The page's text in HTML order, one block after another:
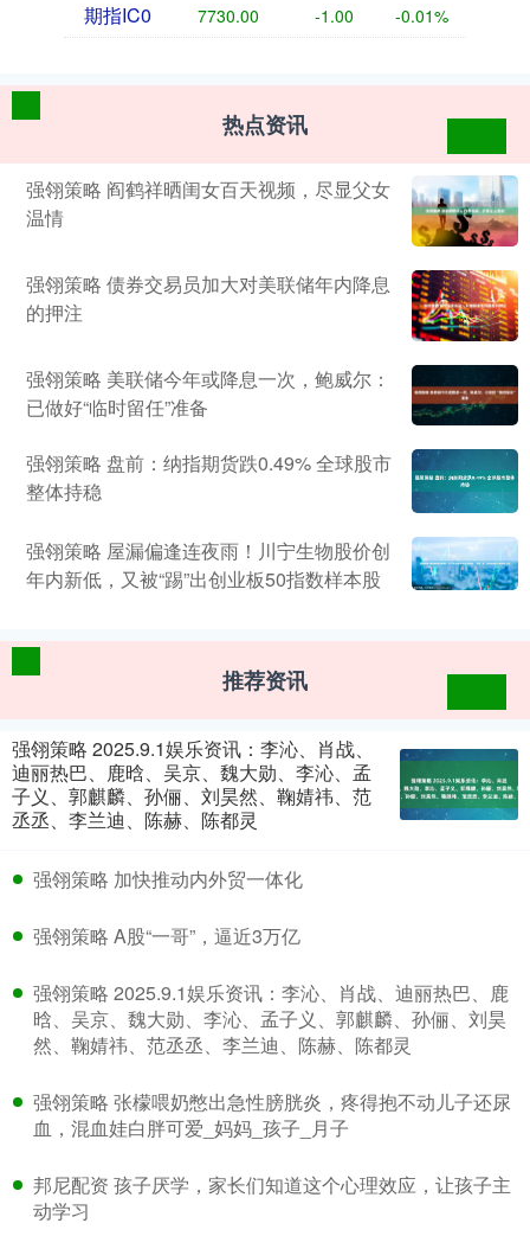
期指IC0 7730.00 -1.00 -0.01%
热点资讯
强翎策略 阎鹤祥晒闺女百天视频，尽显父女
温情
强翎策略 债券交易员加大对美联储年内降息
的押注
强翎策略 美联储今年或降息一次，鲍威尔：
已做好“临时留任”准备
强翎策略 盘前：纳指期货跌0.49% 全球股市
整体持稳
强翎策略 屋漏偏逢连夜雨！川宁生物股价创
年内新低，又被“踢”出创业板50指数样本股
推荐资讯
强翎策略 2025.9.1娱乐资讯：李沁、肖战、
迪丽热巴、鹿晗、吴京、魏大勋、李沁、孟
子义、郭麒麟、孙俪、刘昊然、鞠婧祎、范
丞丞、李兰迪、陈赫、陈都灵
强翎策略 加快推动内外贸一体化
强翎策略 A股“一哥”，逼近3万亿
强翎策略 2025.9.1娱乐资讯：李沁、肖战、迪丽热巴、鹿
晗、吴京、魏大勋、李沁、孟子义、郭麒麟、孙俪、刘昊
然、鞠婧祎、范丞丞、李兰迪、陈赫、陈都灵
强翎策略 张檬喂奶憋出急性膀胱炎，疼得抱不动儿子还尿
血，混血娃白胖可爱_妈妈_孩子_月子
邦尼配资 孩子厌学，家长们知道这个心理效应，让孩子主
动学习